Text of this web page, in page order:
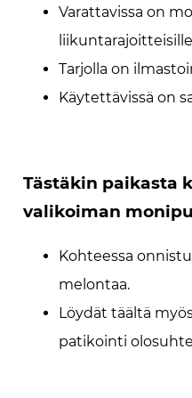
Varattavissa on
Tarjolla on
Käytettävissä on
Tästäkin paikasta
valikoiman
Kohteessa
melontaa.
Löydät täältä
patikointi